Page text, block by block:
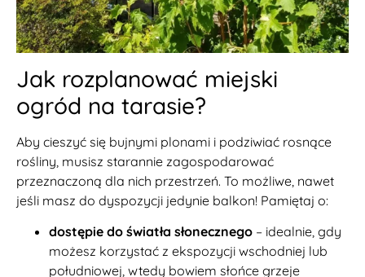
Jak rozplanować miejski
ogród na tarasie?
Aby cieszyć się bujnymi plonami i podziwiać rosnące
rośliny, musisz starannie zagospodarować
przeznaczoną dla nich przestrzeń. To możliwe, nawet
jeśli masz do dyspozycji jedynie balkon! Pamiętaj o:
dostępie do światła słonecznego – idealnie, gdy
możesz korzystać z ekspozycji wschodniej lub
południowej, wtedy bowiem słońce grzeje